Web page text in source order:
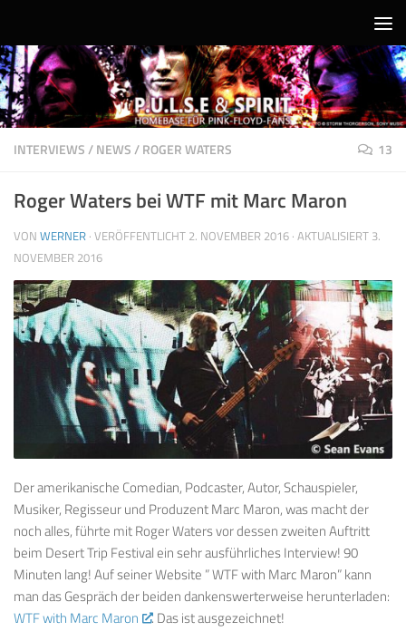
INTERVIEWS/NEWS/ROGER WATERS 13
Roger Waters bei WTF mit Marc Maron
VON WERNER · VERÖFFENTLICHT 2. NOVEMBER 2016 · AKTUALISIERT 3.
NOVEMBER 2016
Der amerikanische Comedian, Podcaster, Autor, Schauspieler,
Musiker, Regisseur und Produzent Marc Maron, was macht der
noch alles, führte mit Roger Waters vor dessen zweiten Auftritt
beim Desert Trip Festival ein sehr ausführliches Interview! 90
Minuten lang! Auf seiner Website ” WTF with Marc Maron” kann
man das Gespräch der beiden dankenswerterweise herunterladen:
WTF with Marc Maron
. Das ist ausgezeichnet!